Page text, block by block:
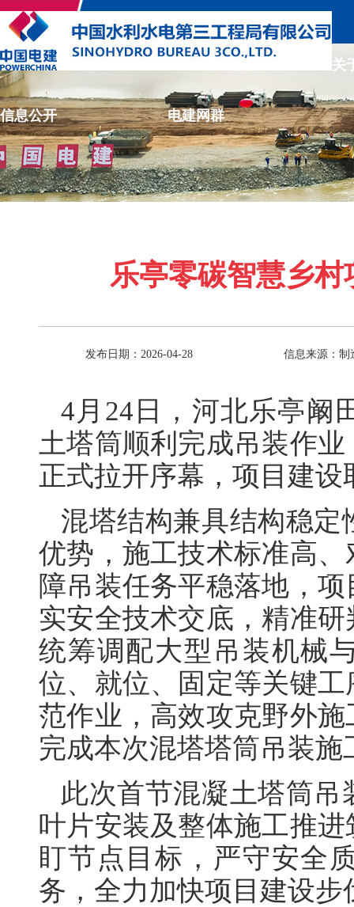
关
信息公开 电建网群
乐亭零碳智慧乡
发布日期：2026-04-28 信息来源：制
4月24日，河北乐亭阚
土塔筒顺利完成吊装作
正式拉开序幕，项目建
混塔结构兼具结构稳
优势，施工技术标准高
障吊装任务平稳落地，
实安全技术交底，精准
统筹调配大型吊装机械
位、就位、固定等关键
范作业，高效攻克野外
完成本次混塔塔筒吊装施
此次首节混凝土塔筒
叶片安装及整体施工推
盯节点目标，严守安全
务，全力加快项目建设步